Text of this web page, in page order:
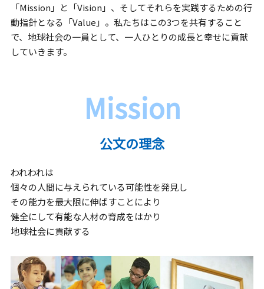
「Mission」と「Vision」、そしてそれらを実践するための行
動指針となる「Value」。 私たちはこの3つを共有すること
で、地球社会の一員として、一人ひとりの成長と幸せに貢献
していきます。
Mission
公文の理念
われわれは
個々の人間に与えられている可能性を発見し
その能力を最大限に伸ばすことにより
健全にして有能な人材の育成をはかり
地球社会に貢献する